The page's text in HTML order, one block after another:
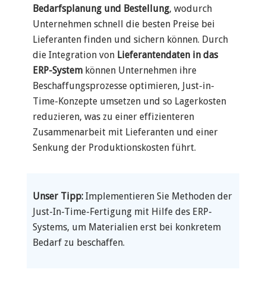
Bedarfsplanung und Bestellung, wodurch
Unternehmen schnell die besten Preise bei
Lieferanten finden und sichern können. Durch
die Integration von Lieferantendaten in das
ERP-System können Unternehmen ihre
Beschaffungsprozesse optimieren, Just-in-
Time-Konzepte umsetzen und so Lagerkosten
reduzieren, was zu einer effizienteren
Zusammenarbeit mit Lieferanten und einer
Senkung der Produktionskosten führt.
Unser Tipp: Implementieren Sie Methoden der
Just-In-Time-Fertigung mit Hilfe des ERP-
Systems, um Materialien erst bei konkretem
Bedarf zu beschaffen.